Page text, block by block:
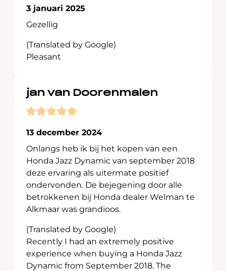
3 januari 2025
Gezellig
(Translated by Google)
Pleasant
jan van Doorenmalen
13 december 2024
Onlangs heb ik bij het kopen van een
Honda Jazz Dynamic van september 2018
deze ervaring als uitermate positief
ondervonden. De bejegening door alle
betrokkenen bij Honda dealer Welman te
Alkmaar was grandioos.
(Translated by Google)
Recently I had an extremely positive
experience when buying a Honda Jazz
Dynamic from September 2018. The